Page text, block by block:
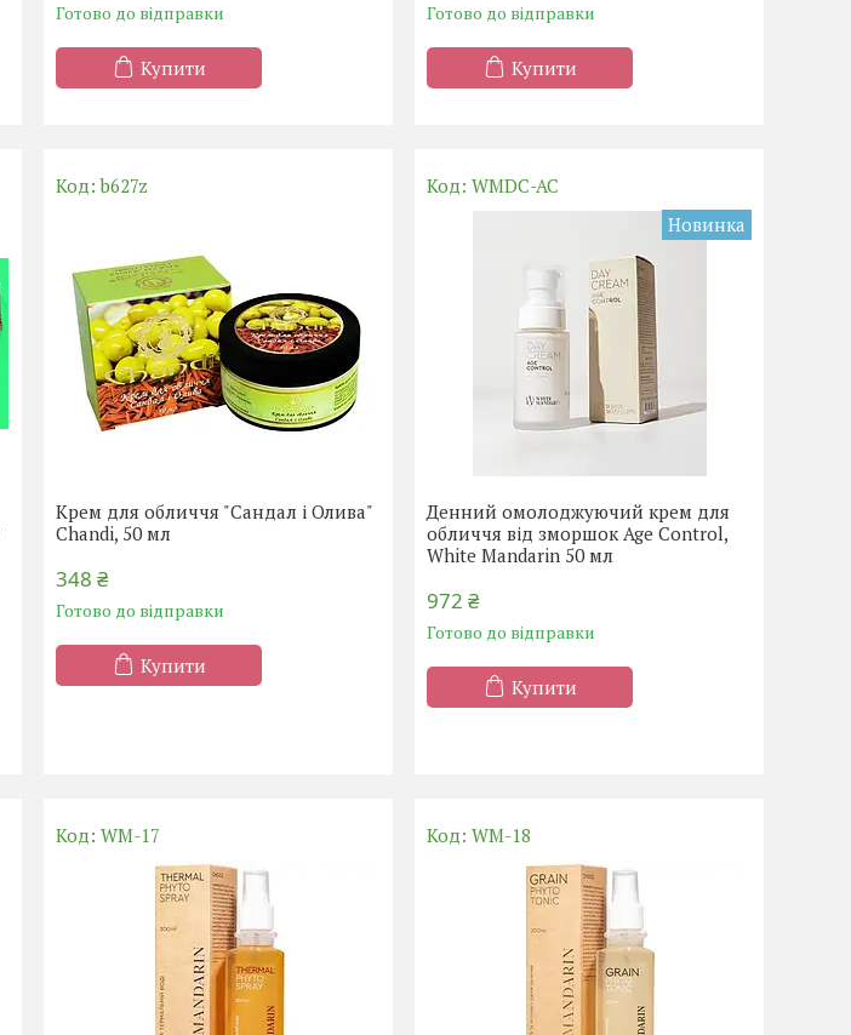
Готово до відправки
Купити
Готово до відправки
Купити
b627z
Крем для обличчя "Сандал і Олива"
Chandi, 50 мл
348 ₴
Готово до відправки
Купити
WMDC-AC
Новинка
Денний омолоджуючий крем для
обличчя від зморшок Age Control,
White Mandarin 50 мл
972 ₴
Готово до відправки
Купити
WM-17 WM-18